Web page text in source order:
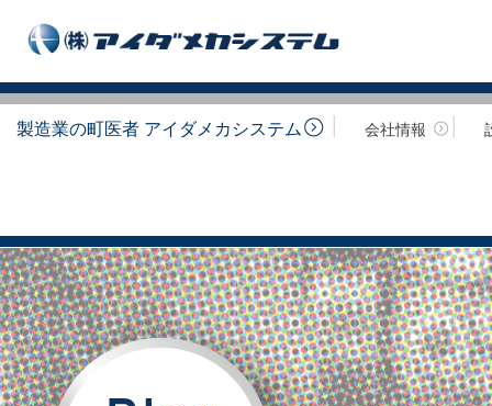
製造業の町医者 アイダメカシステム 会社情報